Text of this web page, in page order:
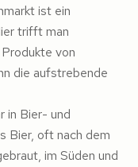
ist ein
trifft man
von
die aufstrebende
in Bier- und
Bier, oft nach dem
im Süden und